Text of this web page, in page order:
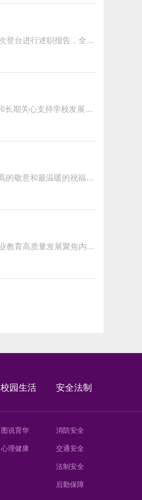
2026年1月23日，西安育华职业高中2025年度处级干部述职大会顺利圆满结束。各部门负责人依次登台进行述职报告，全面复盘2025年履职成效，共同描绘2026年的发展蓝图。回顾2025年，学校各部门在...
惟实励新质领新程新元肇启，万象更新。值此岁序交替之际，西安育华职业高中向全体师生员工和长期关心支持学校发展的社会各界人士，致以最诚挚的问候和最美好的新年祝福！2025年，学校全面贯彻党的教育方针，落实...
金秋送爽，桃李芬芳。在第41个教师节这个特殊的日子里西安育华职业高中向全体教师致以最崇高的敬意和最温暖的祝福关怀暖心｜领导慰问暖人心教师节当日，西安育华职业高中为全体教师精心准备了节日礼物，校领导班子...
为全面贯彻党的教育方针落实西安市“名校+”工程推进职普融通、产教融合、校企合作加快现代职业教育高质量发展聚焦内涵提升、深度合作共赢2025年4月西安市东城第一中学与西安育华职业高中隆重举行“名校+”合...
校园生活 安全法制
图说育华
心理健康
消防安全
交通安全
法制安全
后勤保障